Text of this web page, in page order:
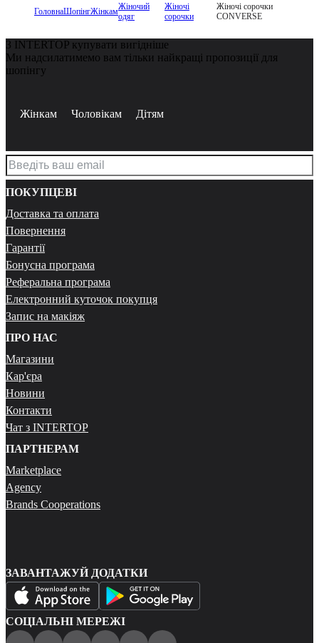
ГоловнаШопінгЖінкамЖіночий
одяг
Жіночі
сорочки
Жіночі сорочки
CONVERSE
З INTERTOP купувати вигідніше
Ми надсилатимемо вам тільки найкращі пропозиції для
шопінгу
Жінкам Чоловікам Дітям
ПОКУПЦЕВІ
Доставка та оплата
Повернення
Гарантії
Бонусна програма
Реферальна програма
Електронний куточок покупця
Запис на макіяж
ПРО НАС
Магазини
Кар'єра
Новини
Контакти
Чат з INTERTOP
ПАРТНЕРАМ
Marketplace
Agency
Brands Cooperations
ЗАВАНТАЖУЙ ДОДАТКИ
СОЦІАЛЬНІ МЕРЕЖІ